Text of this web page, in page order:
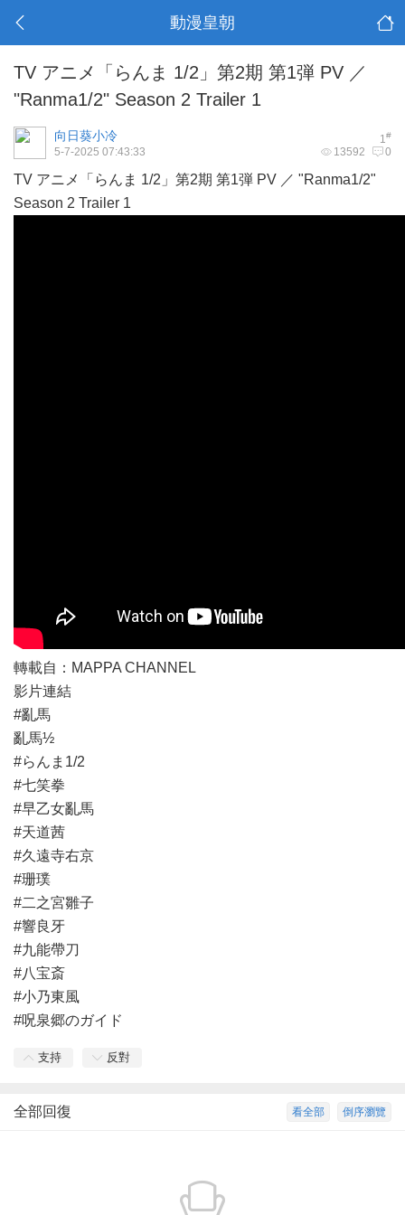
動漫皇朝
TV アニメ「らんま 1/2」第2期 第1弾 PV ／
"Ranma1/2" Season 2 Trailer 1
1#
向日葵小冷
13592 0
5-7-2025 07:43:33
TV アニメ「らんま 1/2」第2期 第1弾 PV ／ "Ranma1/2"
Season 2 Trailer 1
轉載自：MAPPA CHANNEL
影片連結
#亂馬
亂馬½
#らんま1/2
#七笑拳
#早乙女亂馬
#天道茜
#久遠寺右京
#珊璞
#二之宮雛子
#響良牙
#九能帶刀
#八宝斎
#小乃東風
#呪泉郷のガイド
支持 反對
倒序瀏覽
看全部
全部回復